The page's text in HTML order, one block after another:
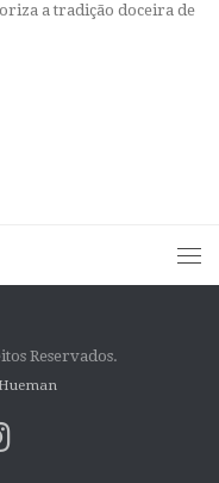
a tradição doceira de
Reservados.
Hueman